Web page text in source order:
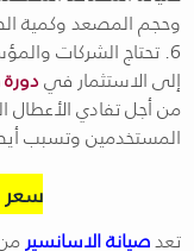
وحجم المصعد وكمية
6. تحتاج الشركات
إلى الاستثمار في
من أجل تفادي الأعطال
المستخدمين وتسبب
سعر
تعدصيانة الاسانسير